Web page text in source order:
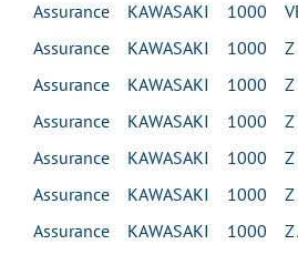
Assurance KAWASAKI 1000
Assurance KAWASAKI 1000 Z
Assurance KAWASAKI 1000 Z
Assurance KAWASAKI 1000 Z
Assurance KAWASAKI 1000 Z
Assurance KAWASAKI 1000 Z
Assurance KAWASAKI 1000 Z